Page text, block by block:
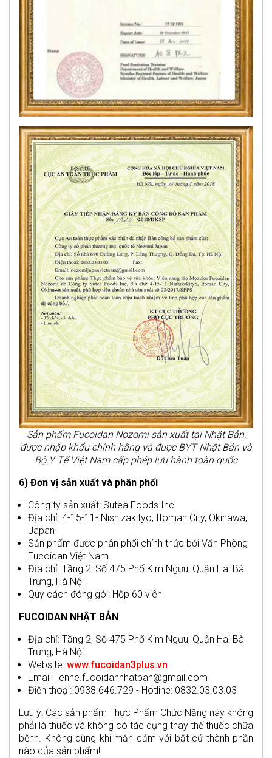
Sản phẩm Fucoidan Nozomi sản xuất tại Nhật Bản,
được nhập khẩu chính hãng và được BYT Nhật Bản và
Bộ Y Tế Việt Nam cấp phép lưu hành toàn quốc
6) Đơn vị sản xuất và phân phối
Công ty sản xuất: Sutea Foods Inc
Địa chỉ: 4-15-11- Nishizakityo, Itoman City, Okinawa,
Japan
Sản phẩm được phân phối chính thức bởi Văn Phòng
Fucoidan Việt Nam
Địa chỉ: Tầng 2, Số 475 Phố Kim Ngưu, Quận Hai Bà
Trưng, Hà Nội
Quy cách đóng gói: Hộp 60 viên
FUCOIDAN NHẬT BẢN
Địa chỉ: Tầng 2, Số 475 Phố Kim Ngưu, Quận Hai Bà
Trưng, Hà Nội
Website: www.fucoidan3plus.vn
Email: lienhe.fucoidannhatban@gmail.com
Điện thoại: 0938.646.729 - Hotline: 0832.03.03.03
Lưu ý: Các sản phẩm Thực Phẩm Chức Năng này không
phải là thuốc và không có tác dụng thay thế thuốc chữa
bệnh. Không dùng khi mẫn cảm với bất cứ thành phần
nào của sản phẩm!